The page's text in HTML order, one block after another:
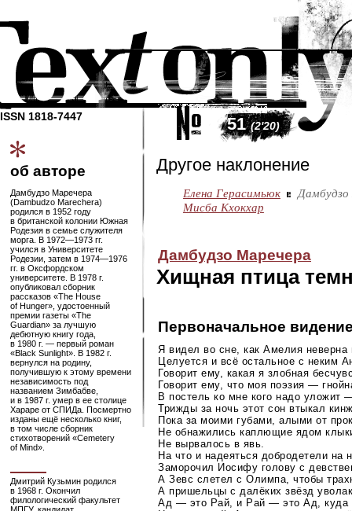
ISSN 1818-7447
об авторе
Дамбудзо Маречера
(Dambudzo Marechera)
родился в 1952 году
в британской колонии Южная
Родезия в семье служителя
морга. В 1972—1973гг.
учился в Университете
Родезии, затем в 1974—1976
гг. в Оксфордском
университете. В 1978 г.
опубликовал сборник
рассказов «The House
of Hunger», удостоенный
премии газеты «The
Guardian» за лучшую
дебютную книгу года,
в 1980 г. — первый роман
«Black Sunlight». В 1982 г.
вернулся на родину,
получившую к этому времени
независимость под
названием Зимбабве,
и в 1987 г. умер в ее столице
Хараре от СПИДа. Посмертно
изданы ещё несколько книг,
в том числе сборник
стихотворений «Cemetery
of Mind».
Дмитрий Кузьмин родился
в 1968 г. Окончил
филологический факультет
51(2'20)
Другое наклонение
Елена Герасимьюк
Мисба Кхокхар
Дамбудзо Маречера
Хищная птица
Первоначальное
Я видел во сне, как Амелия
Целуется и всё остальное с неким
Говорит ему, какая я злобная
Говорит ему, что моя поэзия —
В постель ко мне кого надо уложит
Трижды за ночь этот сон втыкал
Пока за моими губами, алыми от
Не обнажились каплющие ядом
Не вырвалось в явь.
На что и надеяться добродетели на
Заморочил Иосифу голову с
А Зевс слетел с Олимпа, чтобы
А пришельцы с далёких звёзд
Ад — это Рай, и Рай — это Ад, куда